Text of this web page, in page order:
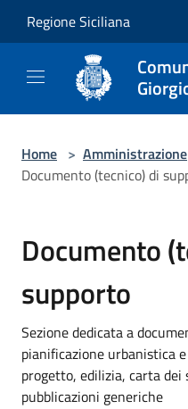
Regione Siciliana
Home > Amministrazione
Documento (tecnico) di
Documento
supporto
Sezione dedicata a
pianificazione urbanistica
progetto, edilizia, carta
pubblicazioni generiche